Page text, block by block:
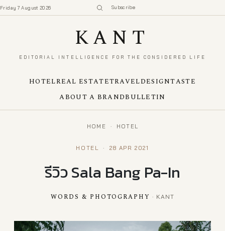
Friday 7 August 2026 Subscribe
KANT
EDITORIAL INTELLIGENCE FOR THE CONSIDERED LIFE
HOTELREAL ESTATETRAVELDESIGNTASTE
ABOUT A BRANDBULLETIN
HOME · HOTEL
HOTEL · 28 APR 2021
รีวิว Sala Bang Pa-In
WORDS & PHOTOGRAPHY · KANT